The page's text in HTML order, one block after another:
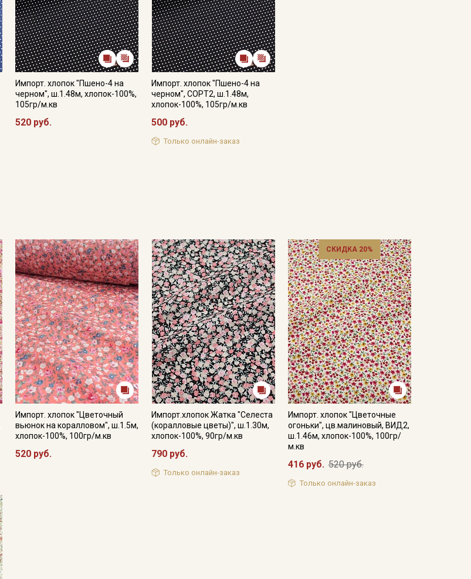
Импорт. хлопок "Пшено-4 на
черном", ш.1.48м, хлопок-100%,
105гр/м.кв
520 руб.
Импорт. хлопок "Пшено-4 на
черном", СОРТ2, ш.1.48м,
хлопок-100%, 105гр/м.кв
500 руб.
Только онлайн-заказ
Импорт. хлопок "Цветочный
вьюнок на коралловом", ш.1.5м,
хлопок-100%, 100гр/м.кв
520 руб.
Импорт.хлопок Жатка "Селеста
(коралловые цветы)", ш.1.30м,
хлопок-100%, 90гр/м.кв
790 руб.
Только онлайн-заказ
СКИДКА 20%
Импорт. хлопок "Цветочные
огоньки", цв.малиновый, ВИД2,
ш.1.46м, хлопок-100%, 100гр/
м.кв
416 руб. 520 руб.
Только онлайн-заказ